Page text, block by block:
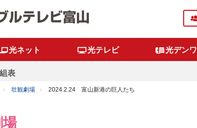
光ネット 光テレビ 光デンワ
表
壮観劇場 2024.2.24 富山新港の巨人たち
場